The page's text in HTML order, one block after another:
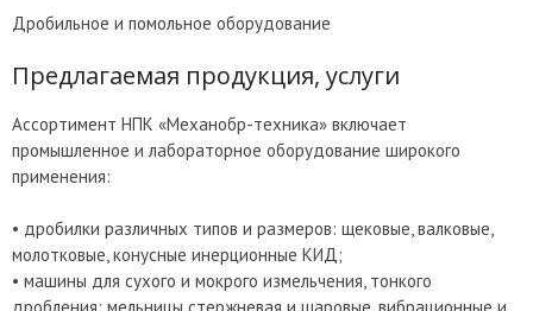
Дробильное и помольное оборудование
Предлагаемая продукция, услуги
Ассортимент НПК «Механобр-техника» включает
промышленное и лабораторное оборудование широкого
применения:
• дробилки различных типов и размеров: щековые, валковые,
молотковые, конусные инерционные КИД;
• машины для сухого и мокрого измельчения, тонкого
дробления: мельницы стержневая и шаровые, вибрационные и